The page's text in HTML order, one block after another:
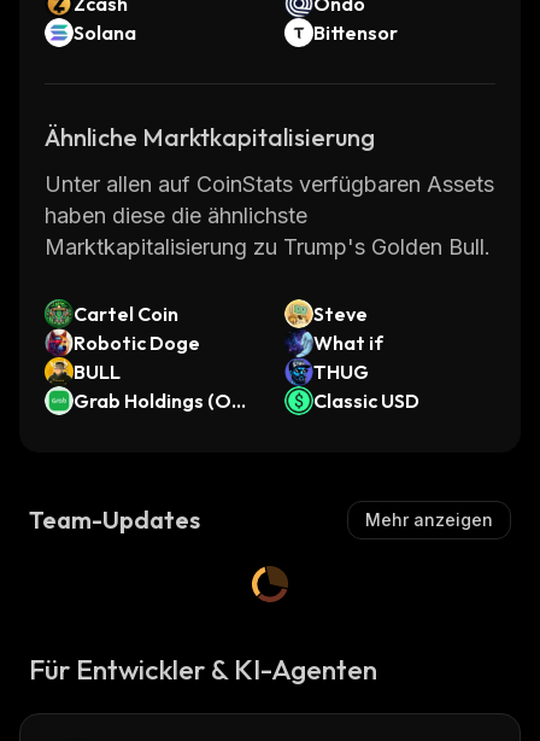
Solana
Bittensor
Ähnliche Marktkapitalisierung
Unter allen auf CoinStats verfügbaren Assets
haben diese die ähnlichste
Marktkapitalisierung zu Trump's Golden Bull.
Cartel Coin
Steve
Robotic Doge
What if
BULL
THUG
Grab Holdings (Ond
Classic USD
Team-Updates Mehr anzeigen
Für Entwickler & KI-Agenten